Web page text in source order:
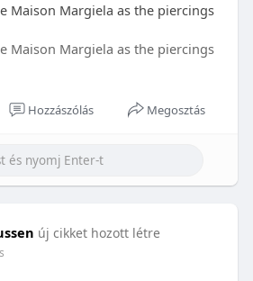
Maison Margiela as the piercings
Maison Margiela as the piercings
Hozzászólás Megosztás
új cikket hozott létre